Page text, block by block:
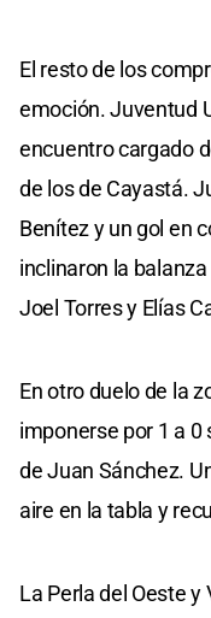
El resto de los
emoción. Juventud
encuentro cargado
de los de Cayastá.
Benítez y un gol en
inclinaron la
Joel Torres y Elías
En otro duelo de la
imponerse por 1 a 0
de Juan Sánchez.
aire en la tabla y
La Perla del Oeste y